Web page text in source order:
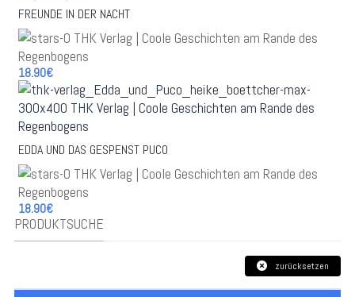
FREUNDE IN DER NACHT
18.90€
EDDA UND DAS GESPENST PUCO
18.90€
PRODUKTSUCHE
zurücksetzen